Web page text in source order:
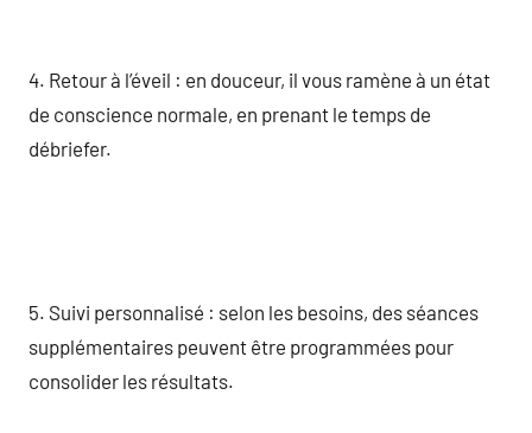
4. Retour à l’éveil : en douceur, il vous ramène à un état
de conscience normale, en prenant le temps de
débriefer.
5. Suivi personnalisé : selon les besoins, des séances
supplémentaires peuvent être programmées pour
consolider les résultats.